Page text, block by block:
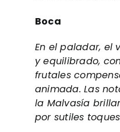
Boca
En el paladar, el
y equilibrado,
frutales
animada. Las
la Malvasía
por sutiles